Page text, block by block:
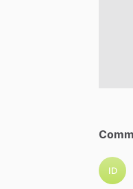
ID